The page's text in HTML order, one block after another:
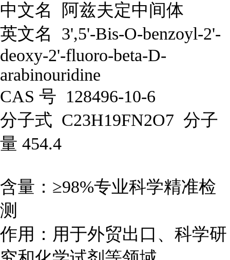
中文名
阿兹夫定中间体
英文名 3',5'-Bis-O-benzoyl-2'-
deoxy-2'-fluoro-beta-D-
arabinouridine
CAS 号 128496-10-6
分子式 C23H19FN2O7 分子
量 454.4
含量：≥98%专业科学精准检
测
作用：用于外贸出口、科学研